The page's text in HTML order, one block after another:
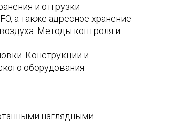
и отгрузки
а также адресное хранение
Методы контроля и
Конструкции и
оборудования
наглядными